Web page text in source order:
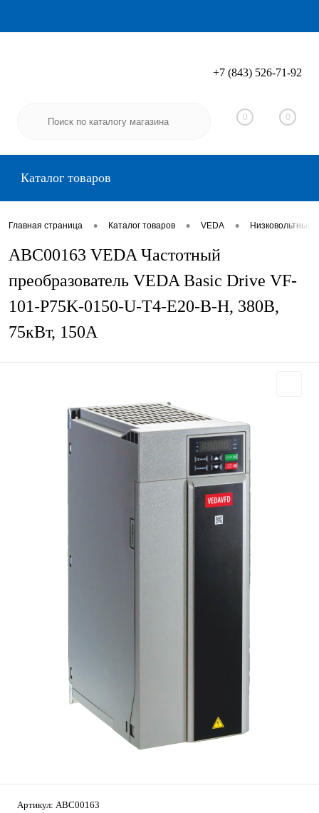
Вход Регистрация
+7 (843) 526-71-92
0 0
Каталог товаров
Главная страница • Каталог товаров • VEDA •
ABC00163 VEDA Частотный
преобразователь VEDA Basic Drive VF-
101-P75K-0150-U-T4-E20-B-H, 380В,
75кВт, 150А
Артикул: ABC00163